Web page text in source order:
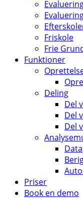
Friskole
Frie
Funktioner
Deling
Del
Del
Del
Priser
Book en demo